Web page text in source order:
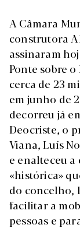
A Câmara
construtora
assinaram
Ponte sobre
cerca de 23
em junho de
decorreu já
Deocriste, o
Viana, Luís
e enalteceu
«histórica»
do concelho,
facilitar a
pessoas e